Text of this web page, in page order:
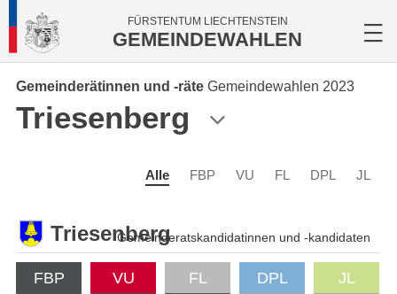
FÜRSTENTUM LIECHTENSTEIN
GEMEINDEWAHLEN
Gemeinderätinnen und -räte Gemeindewahlen 2023
Triesenberg
Alle FBP VU FL DPL JL
TriesenbergGemeinderatskandidatinnen und -kandidaten
FBP VU FL DPL JL